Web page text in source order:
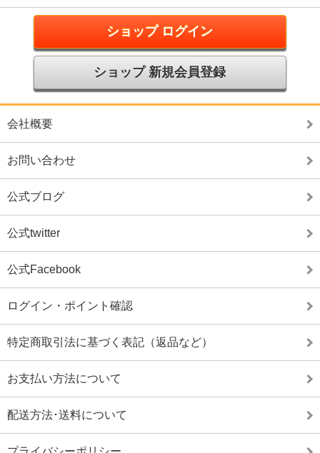
ショップ ログイン
ショップ 新規会員登録
会社概要
お問い合わせ
公式ブログ
公式twitter
公式Facebook
ログイン・ポイント確認
特定商取引法に基づく表記（返品など）
お支払い方法について
配送方法･送料について